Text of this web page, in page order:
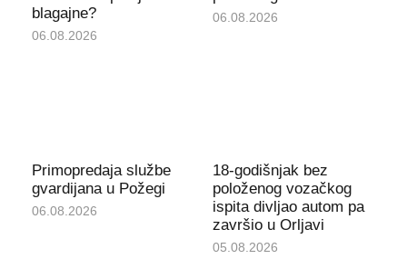
blagajne?
06.08.2026
06.08.2026
Primopredaja službe
gvardijana u Požegi
06.08.2026
18-godišnjak bez
položenog vozačkog
ispita divljao autom pa
završio u Orljavi
05.08.2026